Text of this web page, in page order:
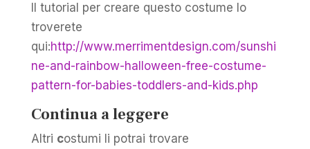
Il tutorial per creare questo costume lo
troverete
qui:http://www.merrimentdesign.com/sunshi
ne-and-rainbow-halloween-free-costume-
pattern-for-babies-toddlers-and-kids.php
Continua a leggere
Altri costumi li potrai trovare